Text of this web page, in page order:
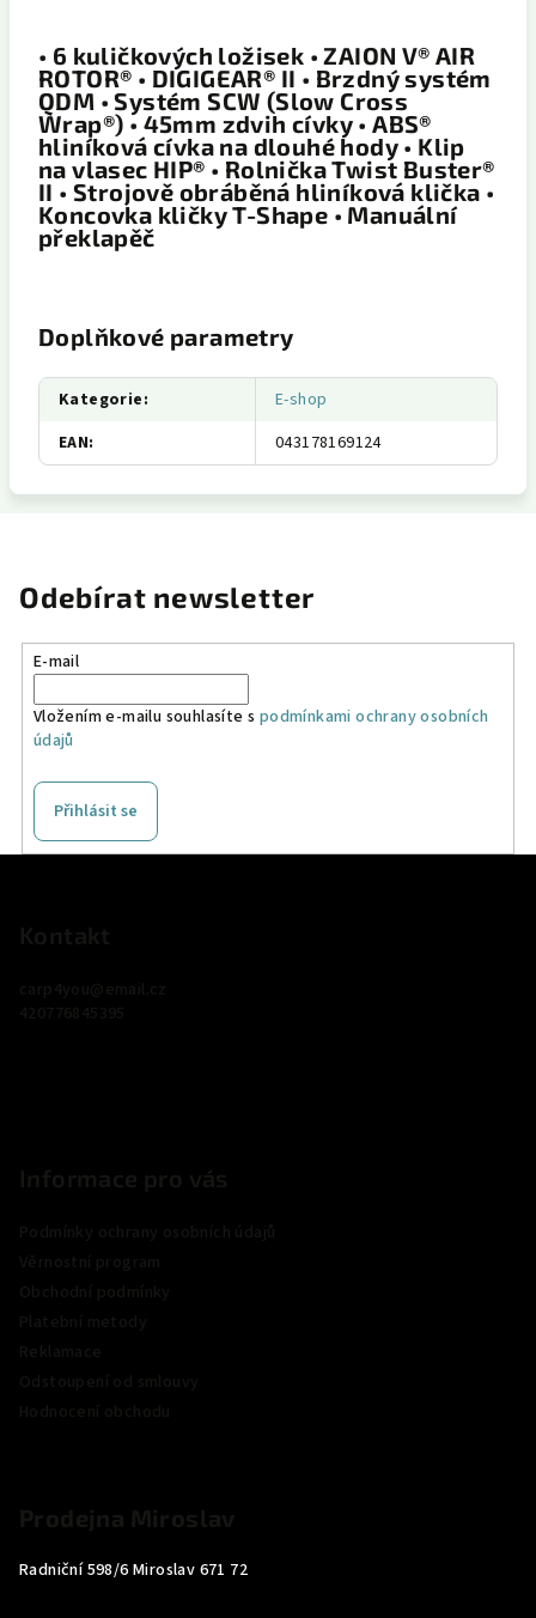
• 6 kuličkových ložisek • ZAION V® AIR
ROTOR® • DIGIGEAR® II • Brzdný systém
QDM • Systém SCW (Slow Cross
Wrap®) • 45mm zdvih cívky • ABS®
hliníková cívka na dlouhé hody • Klip
na vlasec HIP® • Rolnička Twist Buster®
II • Strojově obráběná hliníková klička •
Koncovka kličky T-Shape • Manuální
překlapěč
Doplňkové parametry
Kategorie:
E-shop
EAN: 043178169124
Odebírat newsletter
E-mail
Vložením e-mailu souhlasíte s podmínkami ochrany osobních
údajů
Přihlásit se
Radniční 598/6 Miroslav 671 72